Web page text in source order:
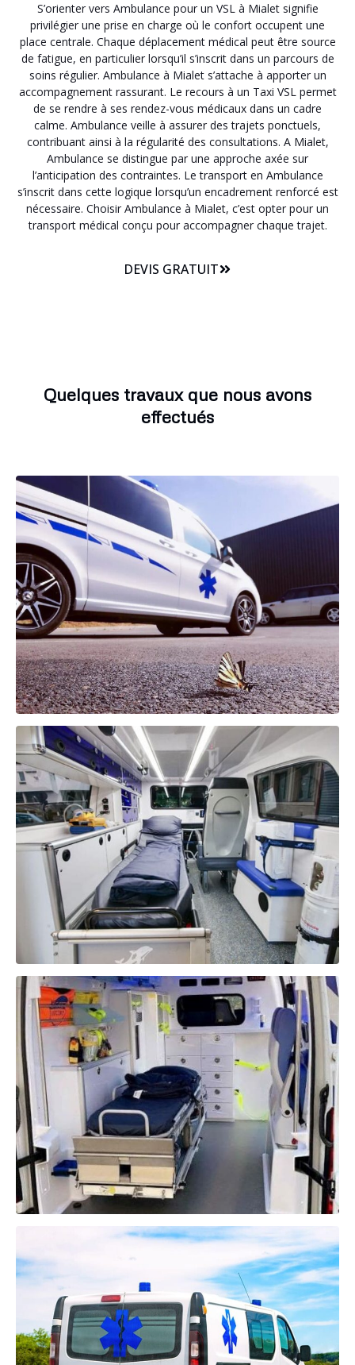
S’orienter vers Ambulance pour un VSL à Mialet signifie
privilégier une prise en charge où le confort occupent une
place centrale. Chaque déplacement médical peut être source
de fatigue, en particulier lorsqu’il s’inscrit dans un parcours de
soins régulier. Ambulance à Mialet s’attache à apporter un
accompagnement rassurant. Le recours à un Taxi VSL permet
de se rendre à ses rendez-vous médicaux dans un cadre
calme. Ambulance veille à assurer des trajets ponctuels,
contribuant ainsi à la régularité des consultations. A Mialet,
Ambulance se distingue par une approche axée sur
l’anticipation des contraintes. Le transport en Ambulance
s’inscrit dans cette logique lorsqu’un encadrement renforcé est
nécessaire. Choisir Ambulance à Mialet, c’est opter pour un
transport médical conçu pour accompagner chaque trajet.
DEVIS GRATUIT
Quelques travaux que nous avons
effectués